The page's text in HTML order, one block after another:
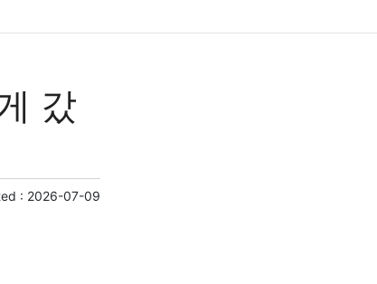
갔
: 2026-07-09